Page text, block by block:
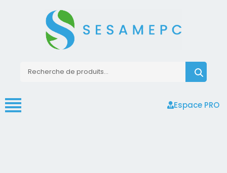
Espace PRO